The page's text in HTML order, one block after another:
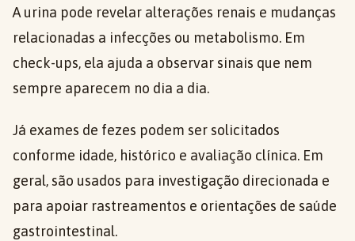
A urina pode revelar alterações renais e mudanças
relacionadas a infecções ou metabolismo. Em
check-ups, ela ajuda a observar sinais que nem
sempre aparecem no dia a dia.
Já exames de fezes podem ser solicitados
conforme idade, histórico e avaliação clínica. Em
geral, são usados para investigação direcionada e
para apoiar rastreamentos e orientações de saúde
gastrointestinal.